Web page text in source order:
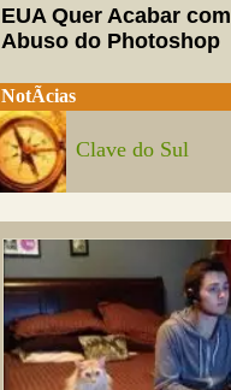
EUA Quer Acabar com
Abuso do Photoshop
NotÃ­cias
Clave do Sul